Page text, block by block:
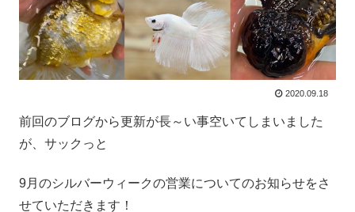
2020.09.18
前回のブログから更新が長～い事空いてしまいました
が、サックっと
9月のシルバーウィークの営業についてのお知らせをさ
せていただきます！